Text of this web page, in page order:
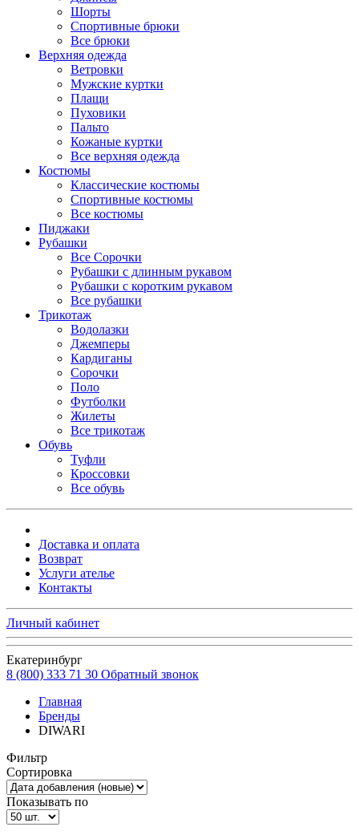
Шорты
Спортивные брюки
Все брюки
Верхняя одежда
Ветровки
Мужские куртки
Плащи
Пуховики
Пальто
Кожаные куртки
Все верхняя одежда
Костюмы
Классические костюмы
Спортивные костюмы
Все костюмы
Пиджаки
Рубашки
Все Сорочки
Рубашки с длинным рукавом
Рубашки с коротким рукавом
Все рубашки
Трикотаж
Водолазки
Джемперы
Кардиганы
Сорочки
Поло
Футболки
Жилеты
Все трикотаж
Обувь
Туфли
Кроссовки
Все обувь
Доставка и оплата
Возврат
Услуги ателье
Контакты
Личный кабинет
Екатеринбург
8 (800) 333 71 30 Обратный звонок
Главная
Бренды
DIWARI
Фильтр
Сортировка
Показывать по